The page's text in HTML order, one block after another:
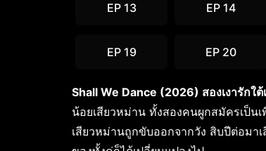
EP 13 EP 14
EP 19 EP 20
Shall We Dance (2026) สองเงารักใต้
น้อยเสียวหม่าน ทั้งสองคนผูกสมัครเป็น
เสียวหม่านถูกขับออกจากวัง สิบปีต่อมา